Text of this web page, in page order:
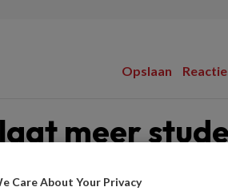
Opslaan
meer
Care About Your Privacy